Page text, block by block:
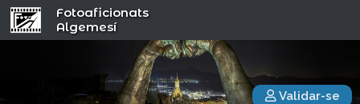
Fotoaficionats
Algemesí
Validar-se